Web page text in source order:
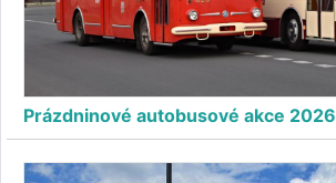
Prázdninové autobusové akce 2026